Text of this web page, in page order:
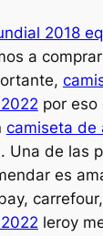
a
por eso
camiseta de
Una de las
es
carrefour,
leroy